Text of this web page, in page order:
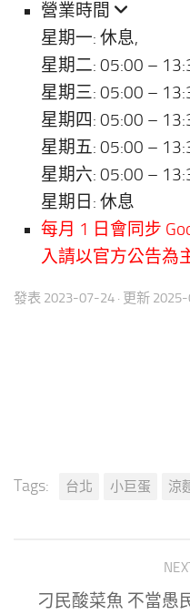
營業時間
星期一: 休息,
星期二: 05:00 –
星期三: 05:00 –
星期四: 05:00 –
星期五: 05:00 –
星期六: 05:00 –
星期日: 休息
每月 1 日會同步
入請以官方公告為
發表 2023-07-24 · 更新
Tags: 台北 小巨蛋 涼
刁民酸菜魚 不當愚